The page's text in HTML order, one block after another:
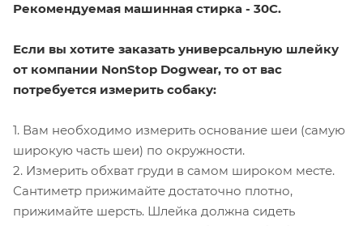
Рекомендуемая машинная стирка - 30С.
Если вы хотите заказать универсальную шлейку
от компании NonStop Dogwear, то от вас
потребуется измерить собаку:
1. Вам необходимо измерить основание шеи (самую
широкую часть шеи) по окружности.
2. Измерить обхват груди в самом широком месте.
Сантиметр прижимайте достаточно плотно,
прижимайте шерсть. Шлейка должна сидеть